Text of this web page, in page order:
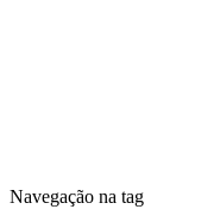
Navegação na tag